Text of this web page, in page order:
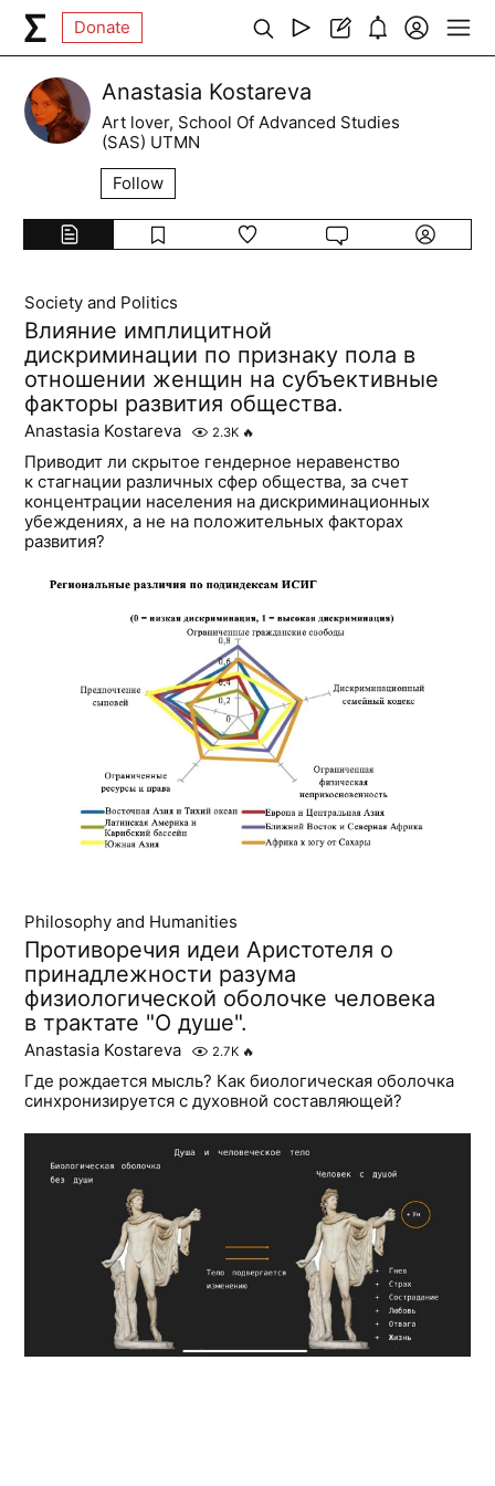
Donate
Anastasia Kostareva
Art lover, School Of Advanced Studies
(SAS) UTMN
Follow
Society and Politics
Влияние имплицитной
дискриминации по признаку пола в
отношении женщин на субъективные
факторы развития общества.
Anastasia Kostareva 2.3K 🔥
Приводит ли скрытое гендерное неравенство
к стагнации различных сфер общества, за счет
концентрации населения на дискриминационных
убеждениях, а не на положительных факторах
развития?
Philosophy and Humanities
Противоречия идеи Аристотеля о
принадлежности разума
физиологической оболочке человека
в трактате "О душе".
Anastasia Kostareva 2.7K 🔥
Где рождается мысль? Как биологическая оболочка
синхронизируется с духовной составляющей?